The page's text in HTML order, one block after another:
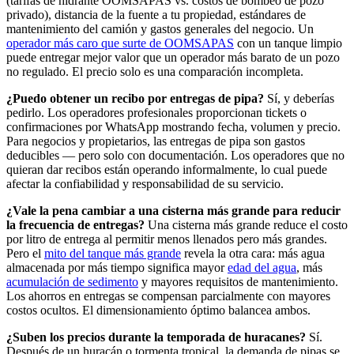
privado), distancia de la fuente a tu propiedad, estándares de
mantenimiento del camión y gastos generales del negocio. Un
operador más caro que surte de OOMSAPAS con un tanque limpio
puede entregar mejor valor que un operador más barato de un pozo
no regulado. El precio solo es una comparación incompleta.
¿Puedo obtener un recibo por entregas de pipa? Sí, y deberías
pedirlo. Los operadores profesionales proporcionan tickets o
confirmaciones por WhatsApp mostrando fecha, volumen y precio.
Para negocios y propietarios, las entregas de pipa son gastos
deducibles — pero solo con documentación. Los operadores que no
quieran dar recibos están operando informalmente, lo cual puede
afectar la confiabilidad y responsabilidad de su servicio.
¿Vale la pena cambiar a una cisterna más grande para reducir
la frecuencia de entregas? Una cisterna más grande reduce el costo
por litro de entrega al permitir menos llenados pero más grandes.
Pero el mito del tanque más grande revela la otra cara: más agua
almacenada por más tiempo significa mayoredad del agua, más
acumulación de sedimento y mayores requisitos de mantenimiento.
Los ahorros en entregas se compensan parcialmente con mayores
costos ocultos. El dimensionamiento óptimo balancea ambos.
¿Suben los precios durante la temporada de huracanes? Sí.